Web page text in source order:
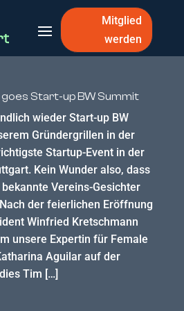
Mitglied
werden
Start-up BW Summit
wieder Start-up BW
Gründergrillen in der
Startup-Event in der
Kein Wunder also, dass
Vereins-Gesichter
der feierlichen Eröffnung
Winfried Kretschmann
unsere Expertin für Female
Aguilar auf der
Tim […]